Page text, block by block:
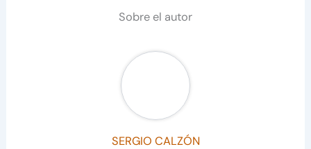
Sobre el autor
SERGIO CALZÓN